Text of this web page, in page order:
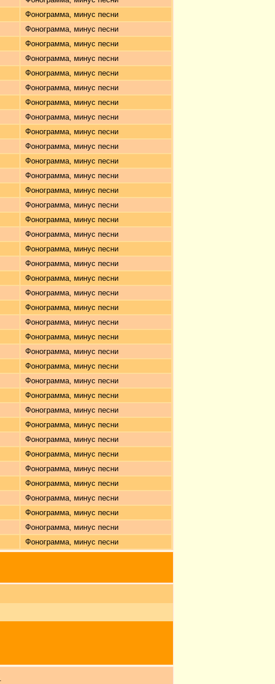
Фонограмма, минус песни
Фонограмма, минус песни
Фонограмма, минус песни
Фонограмма, минус песни
Фонограмма, минус песни
Фонограмма, минус песни
Фонограмма, минус песни
Фонограмма, минус песни
Фонограмма, минус песни
Фонограмма, минус песни
Фонограмма, минус песни
Фонограмма, минус песни
Фонограмма, минус песни
Фонограмма, минус песни
Фонограмма, минус песни
Фонограмма, минус песни
Фонограмма, минус песни
Фонограмма, минус песни
Фонограмма, минус песни
Фонограмма, минус песни
Фонограмма, минус песни
Фонограмма, минус песни
Фонограмма, минус песни
Фонограмма, минус песни
Фонограмма, минус песни
Фонограмма, минус песни
Фонограмма, минус песни
Фонограмма, минус песни
Фонограмма, минус песни
Фонограмма, минус песни
Фонограмма, минус песни
Фонограмма, минус песни
Фонограмма, минус песни
Фонограмма, минус песни
Фонограмма, минус песни
Фонограмма, минус песни
Фонограмма, минус песни